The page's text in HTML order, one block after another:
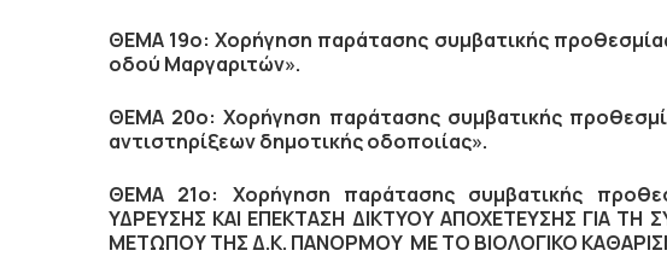
ΘΕΜΑ 19ο: Χορήγηση παράτασης συμβατικής
οδού Μαργαριτών».
ΘΕΜΑ 20ο: Χορήγηση παράτασης συμβατικής
αντιστηρίξεων δημοτικής οδοποιίας».
ΘΕΜΑ 21ο: Xορήγηση παράτασης συμβατικής
ΥΔΡΕΥΣΗΣ ΚΑΙ ΕΠΕΚΤΑΣΗ ΔΙΚΤΥΟΥ ΑΠΟΧΕΤΕΥΣΗΣ ΓΙΑ ΤΗ
ΜΕΤΩΠΟΥ ΤΗΣ Δ.Κ. ΠΑΝΟΡΜΟΥ ΜΕ ΤΟ ΒΙΟΛΟΓΙΚΟ